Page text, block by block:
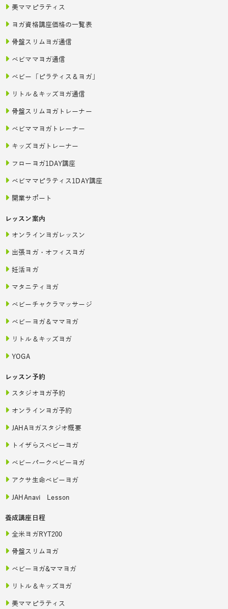
美ママピラティス
ヨガ資格講座価格の一覧表
骨盤スリムヨガ通信
ベビママヨガ通信
ベビー「ピラティス＆ヨガ」
リトル＆キッズヨガ通信
骨盤スリムヨガトレーナー
ベビママヨガトレーナー
キッズヨガトレーナー
フローヨガ1DAY講座
ベビママピラティス1DAY講座
開業サポート
レッスン案内
オンラインヨガレッスン
出張ヨガ・オフィスヨガ
妊活ヨガ
マタニティヨガ
ベビーチャクラマッサージ
ベビーヨガ＆ママヨガ
リトル＆キッズヨガ
YOGA
レッスン予約
スタジオヨガ予約
オンラインヨガ予約
JAHAヨガスタジオ概要
トイザらスベビーヨガ
ベビーパークベビーヨガ
アクサ生命ベビーヨガ
JAHAnavi Lesson
養成講座日程
全米ヨガRYT200
骨盤スリムヨガ
ベビーヨガ&ママヨガ
リトル＆キッズヨガ
美ママピラティス